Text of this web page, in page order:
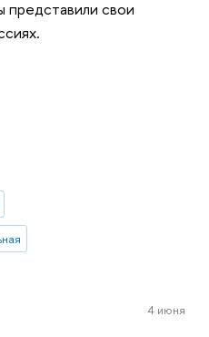
представили свои
4 июня